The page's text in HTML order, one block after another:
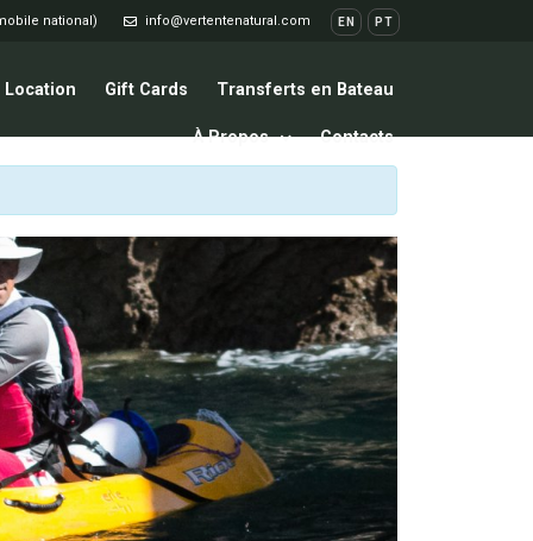
national) info@vertentenatural.com EN PT
Location Gift Cards Transferts en Bateau
À Propos Contacts